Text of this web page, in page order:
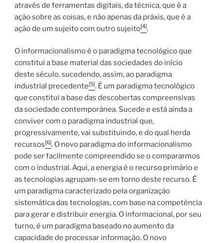
através de ferramentas digitais, da técnica, que é a
ação sobre as coisas, e não apenas da práxis, que é a
ação de um sujeito com outro sujeito[4].
O informacionalismo é o paradigma tecnológico que
constitui a base material das sociedades do início
deste século, sucedendo, assim, ao paradigma
industrial precedente[5]. É um paradigma tecnológico
que constitui a base das descobertas compreensivas
da sociedade contemporânea. Sucede e está ainda a
conviver com o paradigma industrial que,
progressivamente, vai substituindo, e do qual herda
recursos[6]. O novo paradigma do informacionalismo
pode ser facilmente compreendido se o compararmos
com o industrial. Aqui, a energia é o recurso primário e
as tecnologias agrupam-se em torno deste recurso. É
um paradigma caracterizado pela organização
sistemática das tecnologias, com base na competência
para gerar e distribuir energia. O informacional, por seu
turno, é um paradigma baseado no aumento da
capacidade de processar informação. O novo